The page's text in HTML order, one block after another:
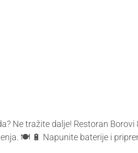
Ne tražite dalje! Restoran
🍽️ 🔋 Napunite baterije i